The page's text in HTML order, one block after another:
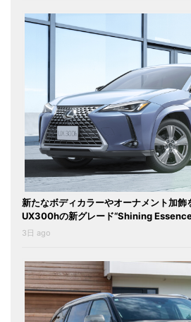
新たなボディカラーやオーナメント加飾
UX300hの新グレード“Shining
3日 ago